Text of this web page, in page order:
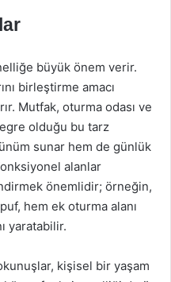
büyük önem verir.
birleştirme amacı
Mutfak, oturma odası ve
olduğu bu tarz
sunar hem de günlük
alanlar
önemlidir; örneğin,
hem ek oturma alanı
yaratabilir.
kişisel bir yaşam